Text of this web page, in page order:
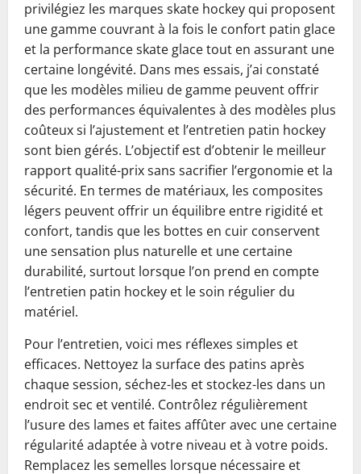
privilégiez les marques skate hockey qui proposent
une gamme couvrant à la fois le confort patin glace
et la performance skate glace tout en assurant une
certaine longévité. Dans mes essais, j’ai constaté
que les modèles milieu de gamme peuvent offrir
des performances équivalentes à des modèles plus
coûteux si l’ajustement et l’entretien patin hockey
sont bien gérés. L’objectif est d’obtenir le meilleur
rapport qualité-prix sans sacrifier l’ergonomie et la
sécurité. En termes de matériaux, les composites
légers peuvent offrir un équilibre entre rigidité et
confort, tandis que les bottes en cuir conservent
une sensation plus naturelle et une certaine
durabilité, surtout lorsque l’on prend en compte
l’entretien patin hockey et le soin régulier du
matériel.
Pour l’entretien, voici mes réflexes simples et
efficaces. Nettoyez la surface des patins après
chaque session, séchez-les et stockez-les dans un
endroit sec et ventilé. Contrôlez régulièrement
l’usure des lames et faites affûter avec une certaine
régularité adaptée à votre niveau et à votre poids.
Remplacez les semelles lorsque nécessaire et